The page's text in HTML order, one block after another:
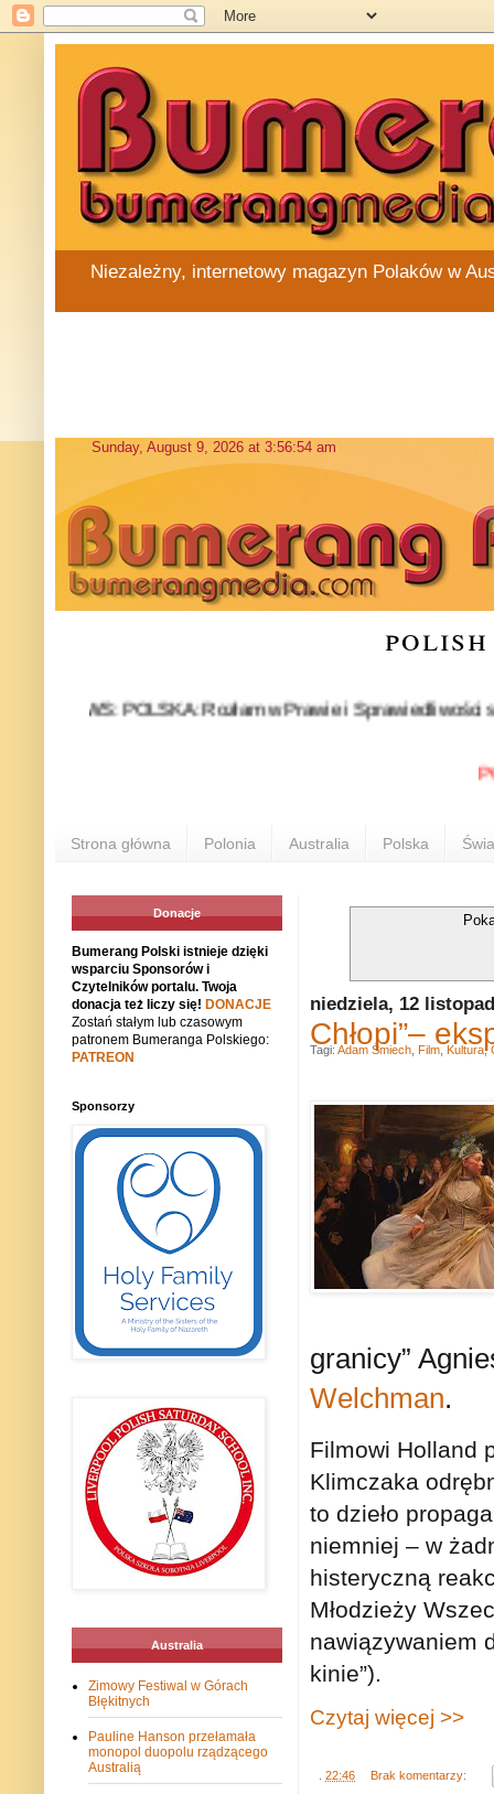
Niezależny, internetowy magazyn Polaków w
NEWS: POLSKA: Rozłam w Prawie i Sprawiedliwości stał
Strona główna Polonia Australia Polska
niedziela, 12
Chłopi”–
granicy”
Welchman.
Filmowi Holland
Klimczaka
to dzieło
niemniej – w
histeryczną
Młodzieży
nawiązywaniem
kinie”).
Czytaj więcej >>
22:46 Brak komentarzy:
Tagi: Adam Śmiech Film Kultura,
Donacje
Bumerang Polski istnieje dzięki
wsparciu Sponsorów i
Czytelników portalu. Twoja
donacja też liczy się! DONACJE
Zostań stałym lub czasowym
patronem Bumeranga Polskiego:
PATREON
Sponsorzy
Australia
Zimowy Festiwal w Górach
Błękitnych
Pauline Hanson przełamała
monopol duopolu rządzącego
Australią